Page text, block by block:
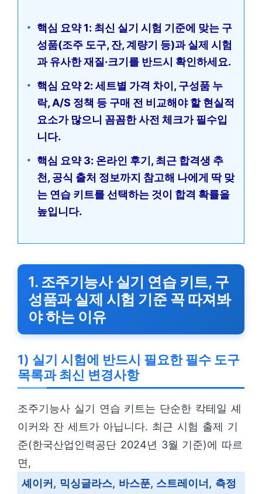
핵심 요약 1: 최신 실기 시험 기준에 맞는 구
성품(조주 도구, 잔, 계량기 등)과 실제 시험
과 유사한 재질·크기를 반드시 확인하세요.
핵심 요약 2: 세트별 가격 차이, 구성품 누
락, A/S 정책 등 구매 전 비교해야 할 현실적
요소가 많으니 꼼꼼한 사전 체크가 필수입
니다.
핵심 요약 3: 온라인 후기, 최근 합격생 추
천, 공식 출처 정보까지 참고해 나에게 딱 맞
는 연습 키트를 선택하는 것이 합격 확률을
높입니다.
1. 조주기능사 실기 연습 키트, 구
성품과 실제 시험 기준 꼭 따져봐
야 하는 이유
1) 실기 시험에 반드시 필요한 필수 도구
목록과 최신 변경사항
조주기능사 실기 연습 키트는 단순한 칵테일 셰
이커와 잔 세트가 아닙니다. 최근 시험 출제 기
준(한국산업인력공단 2024년 3월 기준)에 따르
면,
셰이커, 믹싱글라스, 바스푼, 스트레이너, 측정